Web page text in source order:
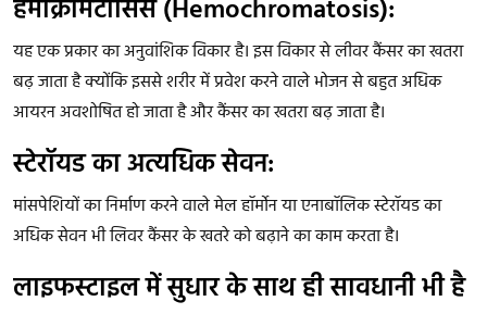
हेमोक्रोमैटोसिस (Hemochromatosis):
यह एक प्रकार का अनुवांशिक विकार है। इस विकार से लीवर कैंसर का खतरा
बढ़ जाता है क्योंकि इससे शरीर में प्रवेश करने वाले भोजन से बहुत अधिक
आयरन अवशोषित हो जाता है और कैंसर का खतरा बढ़ जाता है।
स्टेरॉयड का अत्यधिक सेवन:
मांसपेशियों का निर्माण करने वाले मेल हॉर्मोन या एनाबॉलिक स्टेरॉयड का
अधिक सेवन भी लिवर कैंसर के खतरे को बढ़ाने का काम करता है।
लाइफस्टाइल में सुधार के साथ ही सावधानी भी है